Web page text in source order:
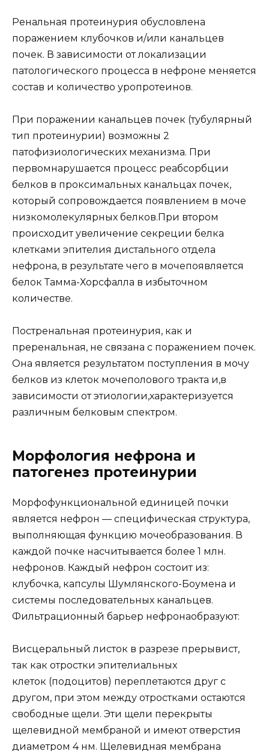
Ренальная протеинурия обусловлена
поражением клубочков и/или канальцев
почек. В зависимости от локализации
патологического процесса в нефроне меняется
состав и количество уропротеинов.
При поражении канальцев почек (тубулярный
тип протеинурии) возможны 2
патофизиологических механизма. При
первомнарушается процесс реабсорбции
белков в проксимальных канальцах почек,
который сопровождается появлением в моче
низкомолекулярных белков.При втором
происходит увеличение секреции белка
клетками эпителия дистального отдела
нефрона, в результате чего в мочепоявляется
белок Тамма-Хорсфалла в избыточном
количестве.
Постренальная протеинурия, как и
преренальная, не связана с поражением почек.
Она является результатом поступления в мочу
белков из клеток мочеполового тракта и,в
зависимости от этиологии,характеризуется
различным белковым спектром.
Морфология нефрона и
патогенез протеинурии
Морфофункциональной единицей почки
является нефрон — специфическая структура,
выполняющая функцию мочеобразования. В
каждой почке насчитывается более 1 млн.
нефронов. Каждый нефрон состоит из:
клубочка, капсулы Шумлянского-Боумена и
системы последовательных канальцев.
Фильтрационный барьер нефронаобразуют:
Висцеральный листок в разрезе прерывист,
так как отростки эпителиальных
клеток (подоцитов) переплетаются друг с
другом, при этом между отростками остаются
свободные щели. Эти щели перекрыты
щелевидной мембраной и имеют отверстия
диаметром 4 нм. Щелевидная мембрана